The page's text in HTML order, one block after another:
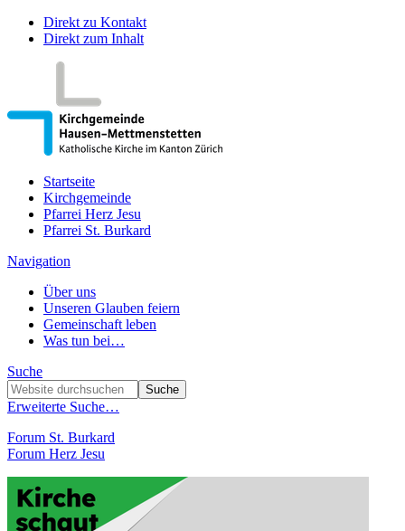
Direkt zu Kontakt
Direkt zum Inhalt
Startseite
Kirchgemeinde
Pfarrei Herz Jesu
Pfarrei St. Burkard
Navigation
Über uns
Unseren Glauben feiern
Gemeinschaft leben
Was tun bei…
Suche
Erweiterte Suche…
Forum St. Burkard
Forum Herz Jesu